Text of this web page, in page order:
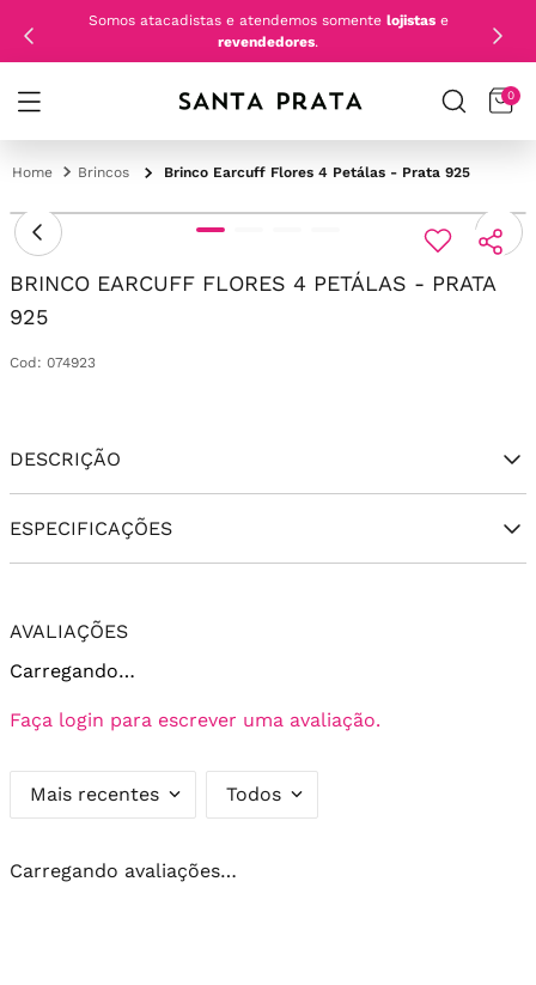
Somos atacadistas e atendemos somente lojistase
revendedores.
0
Brincos Brinco Earcuff Flores 4 Petálas - Prata 925
BRINCO EARCUFF FLORES 4 PETÁLAS - PRATA
925
Cod : 074923
DESCRIÇÃO
ESPECIFICAÇÕES
AVALIAÇÕES
Carregando…
Faça login para escrever uma avaliação.
Mais recentes Todos
Carregando avaliações…